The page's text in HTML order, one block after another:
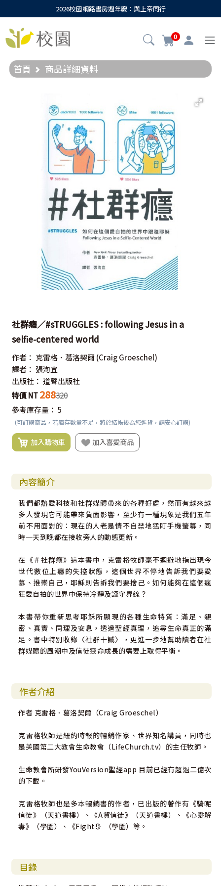
2026校園網路書房週年慶：與上帝同行
0
首頁 商品詳細資料
社群癮／#sTRUGGLES : following Jesus in a
selfie-centered world
作者： 克雷格．葛洛契爾 (Craig Groeschel)
譯者： 張洵宜
出版社： 道聲出版社
特價 NT 288320
參考庫存量： 5
(可訂購商品，若庫存數量不足，將於結帳後為您進貨，請安心訂購)
加入購物車 加入喜愛商品
內容簡介
我們都熱愛科技和社群媒體帶來的各種好處，然而有越來越
多人發現它可能帶來負面影響，至少有一種現象是我們五年
前不用面對的：現在的人老是情不自禁地猛盯手機螢幕，同
時一天到晚都在接收旁人的動態更新。
在《＃社群癮》這本書中，克雷格牧師毫不迴避地指出現今
世代數位上癮的失控狀態，這個世界不停地告訴我們要愛
慕、推崇自己，耶穌則告訴我們要捨己。如何能夠在這個瘋
狂愛自拍的世界中保持冷靜及謹守界線？
本書帶你重新思考耶穌所顯現的各種生命特質：滿足、親
密、真實、同理及安息，透過聖經真理，追尋生命真正的滿
足。書中特別收錄〈社群十誡〉，更進一步地幫助讀者在社
群媒體的風潮中及信徒靈命成長的需要上取得平衡。
作者介紹
作者 克雷格．葛洛契爾（Craig Groeschel）
克雷格牧師是紐約時報的暢銷作家、世界知名講員，同時也
是美國第二大教會生命教會（LifeChurch.tv）的主任牧師。
生命教會所研發YouVersion聖經app 目前已經有超過二億次
的下載。
克雷格牧師也是多本暢銷書的作者，已出版的著作有《騎呢
信徒》（天道書樓）、《A貨信徒》（天道書樓）、《心靈解
毒》（學園）、《Fight!》（學園）等。
目錄